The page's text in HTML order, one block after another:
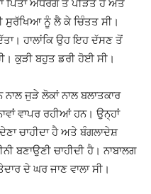
ਪਿਤਾ ਅਧਰੰਗ ਤੋਂ ਪੀੜਤ ਹੈ ਅਤੇ
ਸੁਰੱਖਿਆ ਨੂੰ ਲੈ ਕੇ ਚਿੰਤਤ ਸੀ।
ਹਾਲਾਂਕਿ ਉਹ ਇਹ ਦੱਸਣ ਤੋਂ
ਕੁੜੀ ਬਹੁਤ ਡਰੀ ਹੋਈ ਸੀ।
ਜੁੜੇ ਲੋਕਾਂ ਨਾਲ ਬਲਾਤਕਾਰ
ਵਾਪਰ ਰਹੀਆਂ ਹਨ। ਉਨ੍ਹਾਂ
ਚਾਹੀਦਾ ਹੈ ਅਤੇ ਬੰਗਲਾਦੇਸ਼
ਬਣਾਉਣੀ ਚਾਹੀਦੀ ਹੈ। ਨਾਬਾਲਗ
ਦੇ ਘਰ ਜਾਣ ਵਾਲਾ ਸੀ।